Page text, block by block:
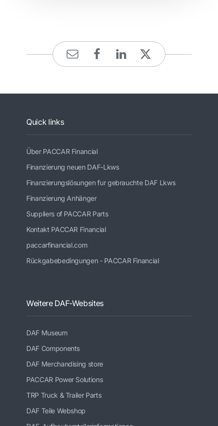
Quick links
Über PACCAR Financial
Finanzierung neuen DAF-Lkws
Finanzierungslösungen fur gebrauchte DAF Lkws
Finanzierung Anhänger
Suppliers of PACCAR Parts
Kontakt PACCAR Financial
paccarfinancial.com
Rückgabebedingungen - PACCAR Financial
Weitere DAF-Websites
DAF Museum
DAF Components
DAF Merchandising store
PACCAR Power Solutions
TRP Truck & Trailer Parts
DAF Teile Webshop